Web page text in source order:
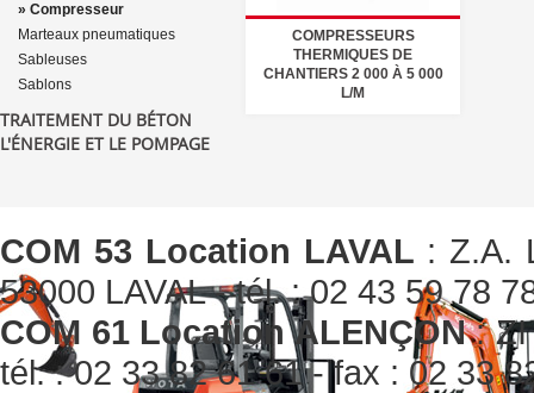
» Compresseur
Marteaux pneumatiques
Sableuses
Sablons
TRAITEMENT DU BÉTON
L'ÉNERGIE ET LE POMPAGE
COMPRESSEURS
THERMIQUES DE
CHANTIERS 2 000 À 5 000
L/M
COM 53 Location LAVAL : Z.A.
53000 LAVAL - tél. : 02 43 59 78
COM 61 Location ALENÇON: ZI
tél. : 02 33 82 61 61 - fax : 02 33